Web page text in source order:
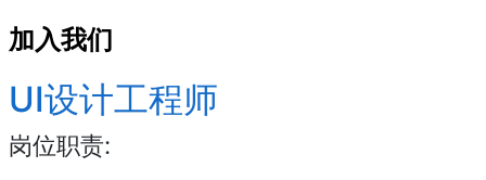
加入我们
UI设计工程师
岗位职责: